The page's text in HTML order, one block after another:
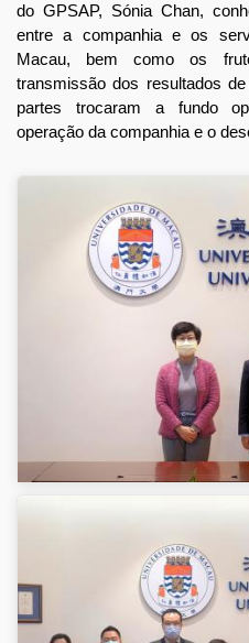
do GPSAP, Sónia Chan,
entre a companhia e os
Macau, bem como os
transmissão dos resultados
partes trocaram a fundo
operação da companhia e o